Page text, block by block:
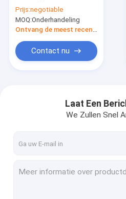
Contacteer ons
Menselijke Insuline -
zoals de Groeifactor
1
Prijs:negotiable
MOQ:Onderhandeling
Ontvang de meest recente Prijs
Contact nu
Laat Een
We Zullen Snel